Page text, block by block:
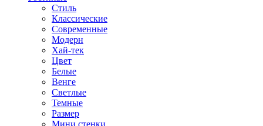
Стиль
Классические
Современные
Модерн
Хай-тек
Цвет
Белые
Венге
Светлые
Темные
Размер
Мини стенки